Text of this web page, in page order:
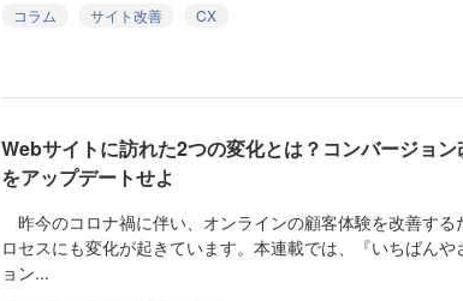
コラム サイト改善
CX
Webサイトに訪れた2つの変化とは？コンバージョ
をアップデートせよ
昨今のコロナ禍に伴い、オンラインの顧客体験を改善する
ロセスにも変化が起きています。本連載では、『いちばんや
ョン...